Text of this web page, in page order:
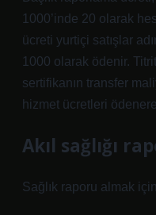
1000’inde 20 olarak
ücreti yurtiçi satışlar
1000 olarak ödenir.
sertifikanın transfer
hizmet ücretleri
Akıl sağlığı
Sağlık raporu almak için